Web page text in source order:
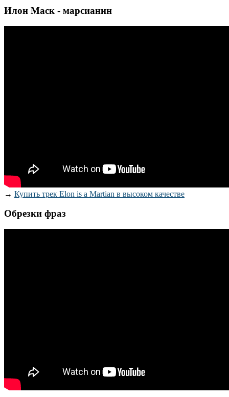
Илон Маск - марсианин
→ Купить трек Elon is a Martian в высоком качестве
Обрезки фраз